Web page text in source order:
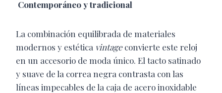
Contemporáneo y tradicional
La combinación equilibrada de materiales
modernos y estética vintageconvierte este reloj
en un accesorio de moda único. El tacto satinado
y suave de la correa negra contrasta con las
líneas impecables de la caja de acero inoxidable